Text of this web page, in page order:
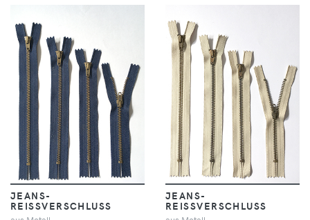
JEANS-
REISSVERSCHLUSS
JEANS-
REISSVERSCHLUSS